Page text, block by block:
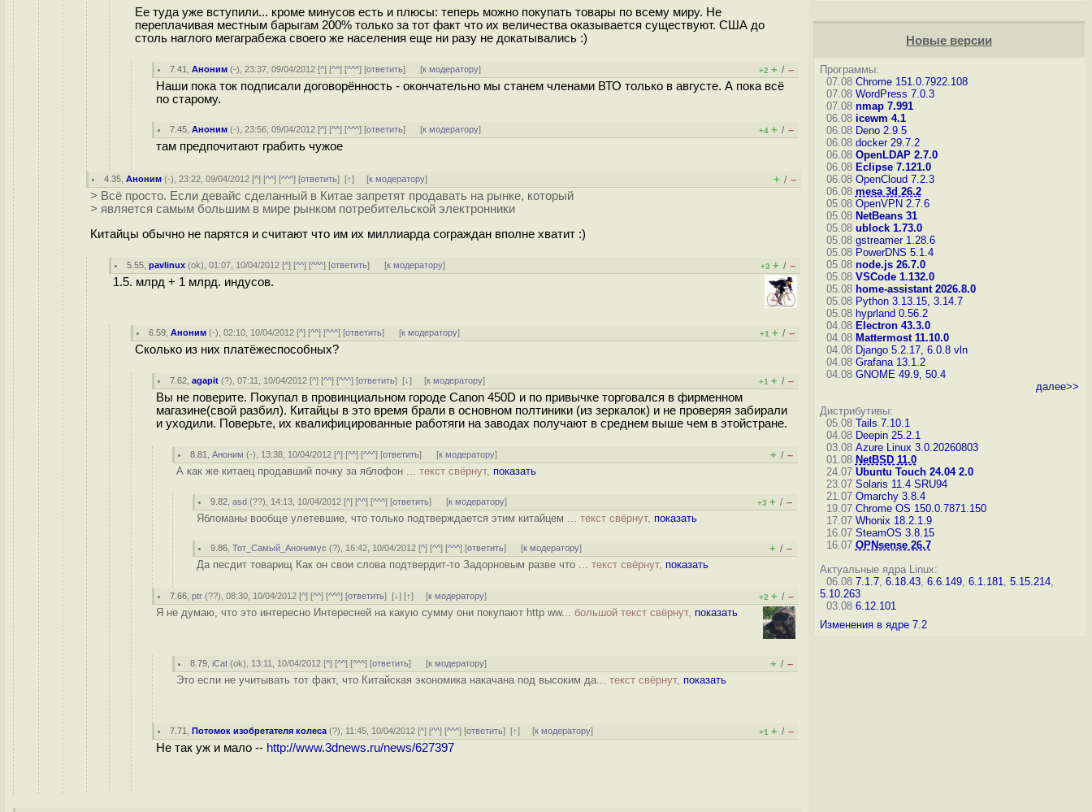
Ее туда уже вступили... кроме минусов есть и плюсы: теперь можно покупать товары по всему миру. Не
переплачивая местным барыгам 200% только за тот факт что их величества оказывается существуют. США до
столь наглого мегаграбежа своего же населения еще ни разу не докатывались :)
7.41 ,Аноним (-), 23:37, 09/04/2012 [^] [^^] [^^^] [ответить] [к модератору] +2 + / –
Наши пока ток подписали договорённость - окончательно мы станем членами ВТО только в августе. А пока всё
по старому.
7.45 ,Аноним (-), 23:56, 09/04/2012 [^] [^^] [^^^] [ответить] [к модератору] +4 + / –
там предпочитают грабить чужое
4.35 ,Аноним (-), 23:22, 09/04/2012 [^] [^^] [^^^] [ответить][↑] [к модератору] + / –
> Всё просто. Если девайс сделанный в Китае запретят продавать на рынке, который
> является самым большим в мире рынком потребительской электронники
Китайцы обычно не парятся и считают что им их миллиарда сограждан вполне хватит :)
5.55 ,pavlinux (ok), 01:07, 10/04/2012 [^] [^^] [^^^] [ответить] [к модератору] +3 + / –
1.5. млрд + 1 млрд. индусов.
6.59 ,Аноним (-), 02:10, 10/04/2012 [^] [^^] [^^^] [ответить] [к модератору] +1 + / –
Сколько из них платёжеспособных?
7.62 ,agapit (?), 07:11, 10/04/2012 [^] [^^] [^^^] [ответить][↓] [к модератору] +1 + / –
Вы не поверите. Покупал в провинциальном городе Canon 450D и по привычке торговался в фирменном
магазине(свой разбил). Китайцы в это время брали в основном полтиники (из зеркалок) и не проверяя забирали
и уходили. Поверьте, их квалифицированные работяги на заводах получают в среднем выше чем в этойстране.
8.81 ,Аноним (-), 13:38, 10/04/2012 [^] [^^] [^^^] [ответить] [к модератору] + / –
А как же китаец продавший почку за яблофон ... текст свёрнут, показать
9.82 ,asd (??), 14:13, 10/04/2012 [^] [^^] [^^^] [ответить] [к модератору] +3 + / –
Ябломаны вообще улетевшие, что только подтверждается этим китайцем ... текст свёрнут, показать
9.86 ,Тот_Самый_Анонимус (?), 16:42, 10/04/2012 [^] [^^] [^^^] [ответить] [к модератору] + / –
Да песдит товарищ Как он свои слова подтвердит-то Задорновым разве что ... текст свёрнут, показать
7.66 ,ptr (??), 08:30, 10/04/2012 [^] [^^] [^^^] [ответить][↓] [↑] [к модератору] +2 + / –
Я не думаю, что это интересно Интересней на какую сумму они покупают http ww... большой текст свёрнут, показать
8.79 ,iCat (ok), 13:11, 10/04/2012 [^] [^^] [^^^] [ответить] [к модератору] + / –
Это если не учитывать тот факт, что Китайская экономика накачана под высоким да... текст свёрнут, показать
7.71 ,Потомок изобретателя колеса (?), 11:45, 10/04/2012 [^] [^^] [^^^] [ответить][↑] [к модератору] +1 + / –
Не так уж и мало -- http://www.3dnews.ru/news/627397
Новые версии
Программы:
07.08 Chrome 151.0.7922.108
07.08 WordPress 7.0.3
07.08 nmap 7.991
06.08 icewm 4.1
06.08 Deno 2.9.5
06.08 docker 29.7.2
06.08 OpenLDAP 2.7.0
06.08 Eclipse 7.121.0
06.08 OpenCloud 7.2.3
06.08 mesa 3d 26.2
05.08 OpenVPN 2.7.6
05.08 NetBeans 31
05.08 ublock 1.73.0
05.08 gstreamer 1.28.6
05.08 PowerDNS 5.1.4
05.08 node.js 26.7.0
05.08 VSCode 1.132.0
05.08 home-assistant 2026.8.0
05.08 Python 3.13.15, 3.14.7
05.08 hyprland 0.56.2
04.08 Electron 43.3.0
04.08 Mattermost 11.10.0
04.08 Django 5.2.17, 6.0.8 vln
04.08 Grafana 13.1.2
04.08 GNOME 49.9, 50.4
далее>>
Дистрибутивы:
05.08 Tails 7.10.1
04.08 Deepin 25.2.1
03.08 Azure Linux 3.0.20260803
01.08 NetBSD 11.0
24.07 Ubuntu Touch 24.04 2.0
23.07 Solaris 11.4 SRU94
21.07 Omarchy 3.8.4
19.07 Chrome OS 150.0.7871.150
17.07 Whonix 18.2.1.9
16.07 SteamOS 3.8.15
16.07 OPNsense 26.7
Актуальные ядра Linux:
06.08 7.1.7, 6.18.43, 6.6.149, 6.1.181, 5.15.214,
5.10.263
03.08 6.12.101
Изменения в ядре 7.2